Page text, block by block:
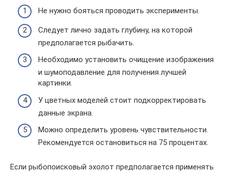
Не нужно бояться проводить эксперименты.
Следует лично задать глубину, на которой
предполагается рыбачить.
Необходимо установить очищение изображения
и шумоподавление для получения лучшей
картинки.
У цветных моделей стоит подкорректировать
данные экрана.
Можно определить уровень чувствительности.
Рекомендуется остановиться на 75 процентах.
Если рыбопоисковый эхолот предполагается применять